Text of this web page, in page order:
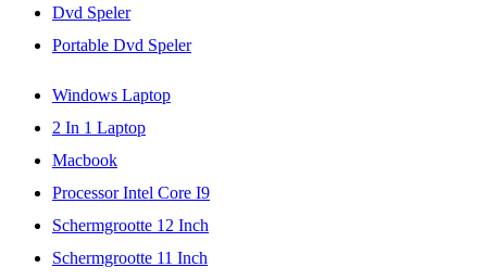
Dvd Speler
Portable Dvd Speler
Windows Laptop
2 In 1 Laptop
Macbook
Processor Intel Core I9
Schermgrootte 12 Inch
Schermgrootte 11 Inch